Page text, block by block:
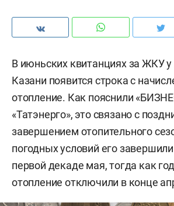
В июньских квитанциях за ЖКУ
Казани появится строка с
отопление. Как пояснили
«Татэнерго», это связано с
завершением отопительного
погодных условий его
первой декаде мая, тогда как
отопление отключили в конце